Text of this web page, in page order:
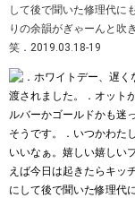
して後で聞いた修理代に
りの余韻がぎゃーんと吹
笑．2019.03.18-19